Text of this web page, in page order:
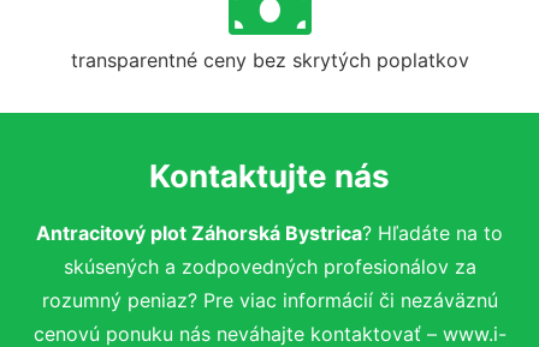
transparentné ceny bez skrytých poplatkov
Kontaktujte nás
Antracitový plot Záhorská Bystrica? Hľadáte na to
skúsených a zodpovedných profesionálov za
rozumný peniaz? Pre viac informácií či nezáväznú
cenovú ponuku nás neváhajte kontaktovať – www.i-